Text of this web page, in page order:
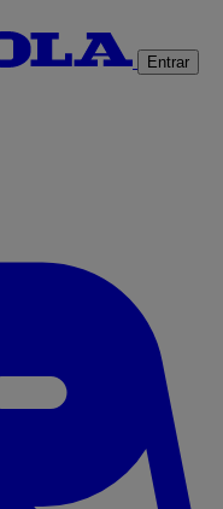
Entrar